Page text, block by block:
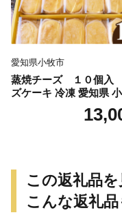
愛知県小牧市
蒸焼チーズ １０個入
ズケーキ 冷凍 愛知県
アンプチベアやぐま
この返礼品
こんな返礼